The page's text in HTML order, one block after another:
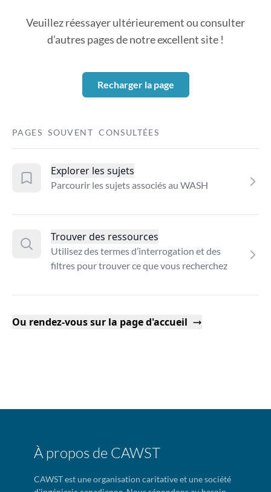
Veuillez réessayer ultérieurement ou consulter
d’autres pages de notre excellent site !
Recharger la page
PAGES SOUVENT CONSULTÉES
Explorer les sujets
Parcourir les sujets associés au WASH
Trouver des ressources
Utilisez des termes d’interrogation et des
filtres pour trouver ce que vous recherchez
Ou rendez-vous sur la page d'accueil
À propos de CAWST
CAWST est une organisation caritative et une société